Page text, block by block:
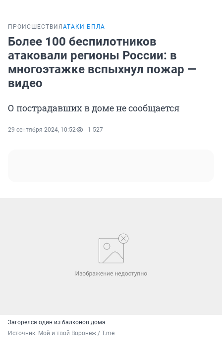
ПРОИСШЕСТВИЯ АТАКИ БПЛА
Более 100 беспилотников
атаковали регионы России: в
многоэтажке вспыхнул пожар —
видео
О пострадавших в доме не сообщается
29 сентября 2024, 10:52 1 527
Загорелся один из балконов дома
Источник: Мой и твой Воронеж / T.me